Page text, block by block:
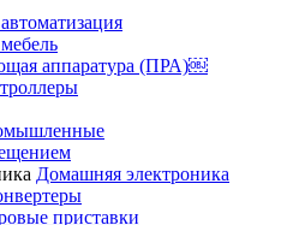
аппаратура (ПРА)￼
Домашняя электроника
приставки